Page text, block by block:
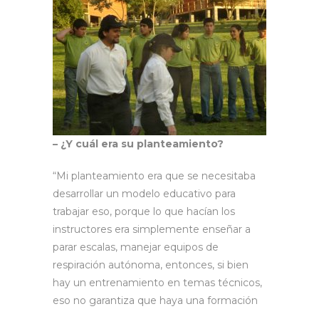
– ¿Y cuál era su planteamiento?
“Mi planteamiento era que se necesitaba
desarrollar un modelo educativo para
trabajar eso, porque lo que hacían los
instructores era simplemente enseñar a
parar escalas, manejar equipos de
respiración autónoma, entonces, si bien
hay un entrenamiento en temas técnicos,
eso no garantiza que haya una formación